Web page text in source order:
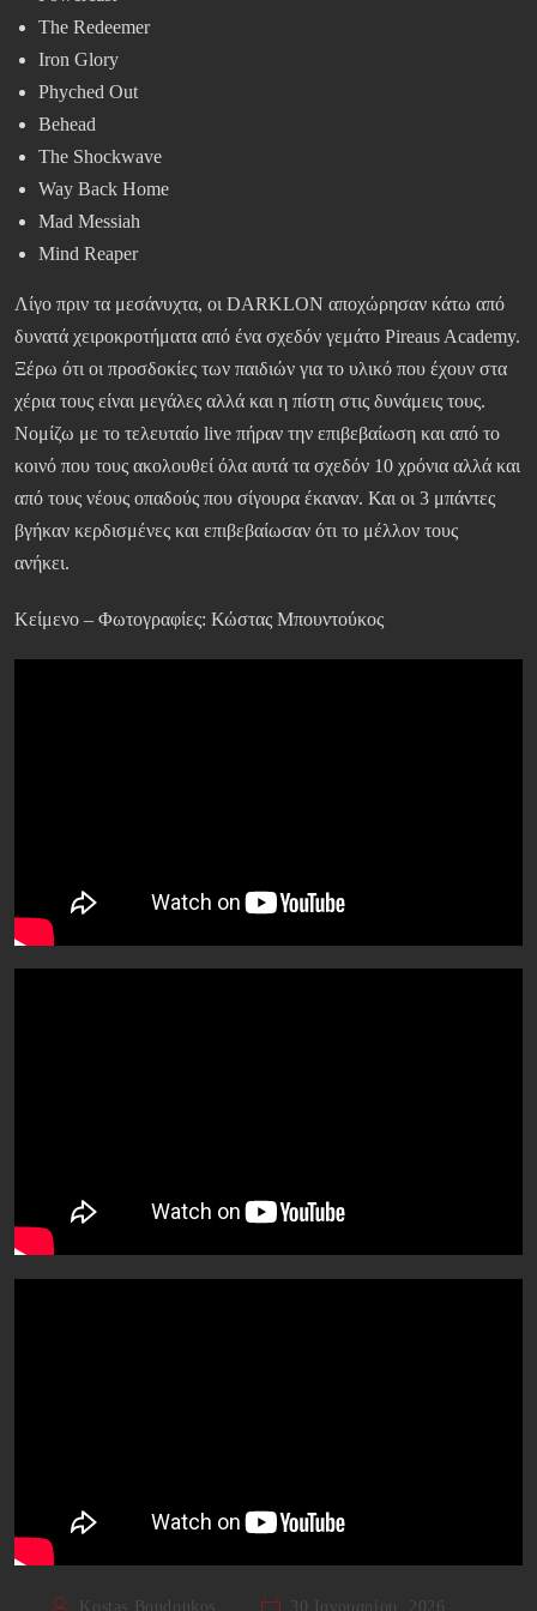
The Redeemer
Iron Glory
Phyched Out
Behead
The Shockwave
Way Back Home
Mad Messiah
Mind Reaper
Λίγο πριν τα μεσάνυχτα, οι DARKLON αποχώρησαν κάτω από
δυνατά χειροκροτήματα από ένα σχεδόν γεμάτο Pireaus Academy.
Ξέρω ότι οι προσδοκίες των παιδιών για το υλικό που έχουν στα
χέρια τους είναι μεγάλες αλλά και η πίστη στις δυνάμεις τους.
Νομίζω με το τελευταίο live πήραν την επιβεβαίωση και από το
κοινό που τους ακολουθεί όλα αυτά τα σχεδόν 10 χρόνια αλλά και
από τους νέους οπαδούς που σίγουρα έκαναν. Και οι 3 μπάντες
βγήκαν κερδισμένες και επιβεβαίωσαν ότι το μέλλον τους
ανήκει.
Κείμενο – Φωτογραφίες: Κώστας Μπουντούκος
Kostas Boudoukos 30 Ιανουαρίου, 2026